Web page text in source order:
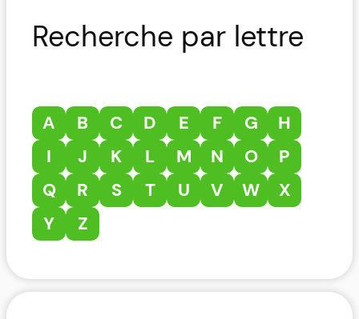
Recherche par lettre
A B C D E F G
H
I
J K L M N O
P
Q
R S T U V W
X
Y
Z